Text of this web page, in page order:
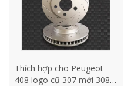
Thích hợp cho Peugeot
408 logo cũ 307 mới 308